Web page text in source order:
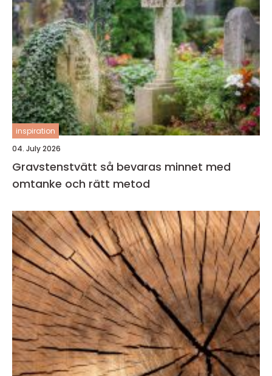
inspiration
04. July 2026
Gravstenstvätt så bevaras minnet med
omtanke och rätt metod